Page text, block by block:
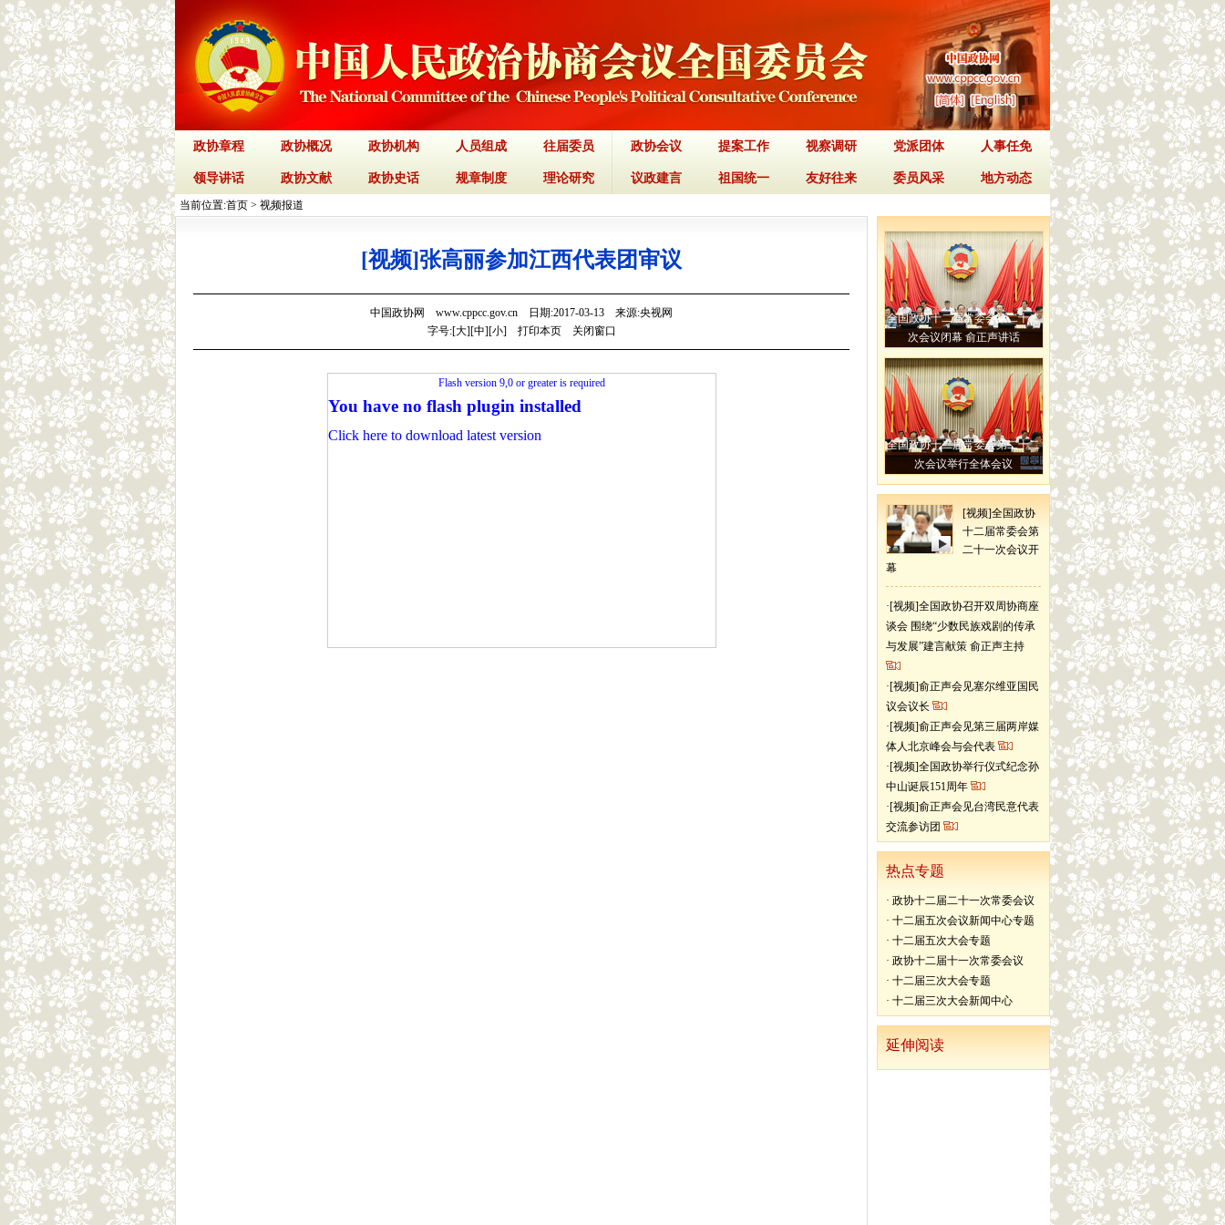
政协章程 政协概况 政协机构 人员组成 往届委员
领导讲话 政协文献 政协史话 规章制度 理论研究
政协会议 提案工作 视察调研 党派团体 人事任免
议政建言 祖国统一 友好往来 委员风采 地方动态
当前位置:首页 > 视频报道
[视频]张高丽参加江西代表团审议
中国政协网 www.cppcc.gov.cn 日期:2017-03-13 来源:央视网
字号:[大][中][小] 打印本页 关闭窗口
Flash version 9,0 or greater is required
You have no flash plugin installed
Click here to download latest version
全国政协十二届常委会第二十二
次会议闭幕 俞正声讲话
全国政协十二届常委会第二十二
次会议举行全体会议
[视频]全国政协
十二届常委会第
二十一次会议开
幕
·[视频]全国政协召开双周协商座
谈会 围绕“少数民族戏剧的传承
与发展”建言献策 俞正声主持
·[视频]俞正声会见塞尔维亚国民
议会议长
·[视频]俞正声会见第三届两岸媒
体人北京峰会与会代表
·[视频]全国政协举行仪式纪念孙
中山诞辰151周年
·[视频]俞正声会见台湾民意代表
交流参访团
热点专题
·政协十二届二十一次常委会议
·十二届五次会议新闻中心专题
·十二届五次大会专题
·政协十二届十一次常委会议
·十二届三次大会专题
·十二届三次大会新闻中心
延伸阅读